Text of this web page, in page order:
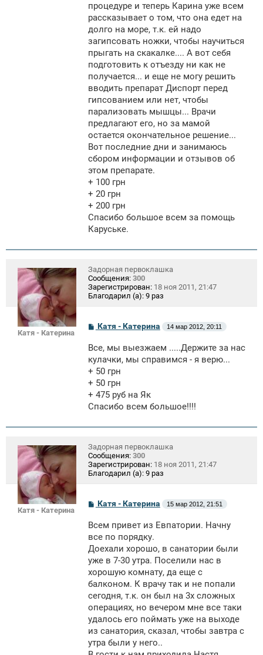
процедуре и теперь Карина уже всем
рассказывает о том, что она едет на
долго на море, т.к. ей надо
загипсовать ножки, чтобы научиться
прыгать на скакалке.... А вот себя
подготовить к отъезду ни как не
получается... и еще не могу решить
вводить препарат Диспорт перед
гипсованием или нет, чтобы
парализовать мышцы... Врачи
предлагают его, но за мамой
остается окончательное решение...
Вот последние дни и занимаюсь
сбором информации и отзывов об
этом препарате.
+ 100 грн
+ 20 грн
+ 200 грн
Спасибо большое всем за помощь
Каруське.
Катя - Катерина
Задорная первоклашка
Сообщения: 300
Зарегистрирован: 18 ноя 2011, 21:47
Благодарил (а): 9 раз
С
б
щ
е
н
и
е
Катя - Катерина 14 мар 2012, 20:11
Все, мы выезжаем .....Держите за нас
кулачки, мы справимся - я верю...
+ 50 грн
+ 50 грн
+ 475 руб на Як
Спасибо всем большое!!!!
Катя - Катерина
Задорная первоклашка
Сообщения: 300
Зарегистрирован: 18 ноя 2011, 21:47
Благодарил (а): 9 раз
С
б
щ
н
и
Катя - Катерина 15 мар 2012, 21:51
Всем привет из Евпатории. Начну
все по порядку.
Доехали хорошо, в санатории были
уже в 7-30 утра. Поселили нас в
хорошую комнату, да еще с
балконом. К врачу так и не попали
сегодня, т.к. он был на 3х сложных
операциях, но вечером мне все таки
удалось его поймать уже на выходе
из санатория, сказал, чтобы завтра с
утра были у него..